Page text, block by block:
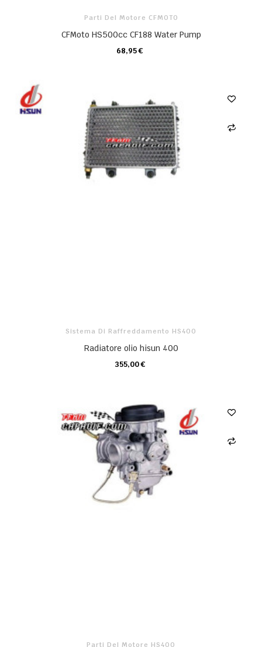
Parti Del Motore CFMOTO
CFMoto HS500cc CF188 Water Pump
68,95 €
CARRELLO
Sistema Di Raffreddamento HS400
Radiatore olio hisun 400
355,00 €
CARRELLO
Parti Del Motore HS400